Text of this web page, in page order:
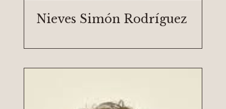
Nieves Simón Rodríguez